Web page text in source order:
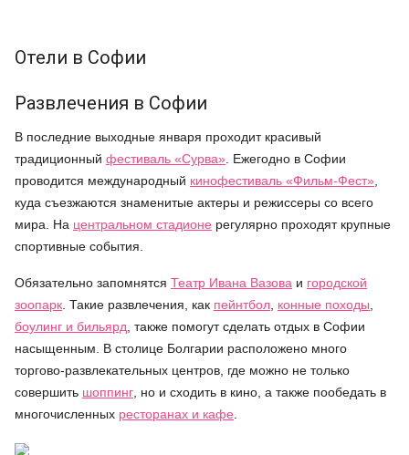
Отели в Софии
Развлечения в Софии
В последние выходные января проходит красивый
традиционный фестиваль «Сурва» . Ежегодно в Софии
проводится международный кинофестиваль «Фильм-Фест»
куда съезжаются знаменитые актеры и режиссеры со всего
мира. На центральном стадионе регулярно проходят крупные
спортивные события.
Обязательно запомнятся Театр Ивана Вазова и городской
зоопарк . Такие развлечения, как пейнтбол конные походы
боулинг и бильярд , также помогут сделать отдых в Софии
насыщенным. В столице Болгарии расположено много
торгово-развлекательных центров, где можно не только
совершить шоппинг , но и сходить в кино, а также пообедать в
многочисленных ресторанах и кафе